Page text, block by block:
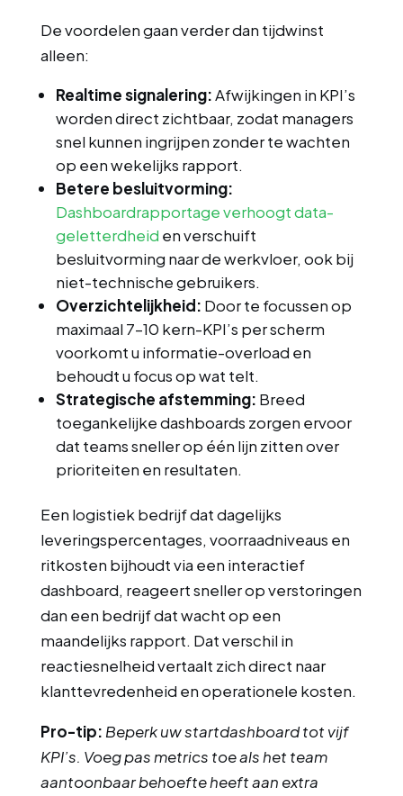
De voordelen gaan verder dan tijdwinst
alleen:
Realtime signalering:Afwijkingen in KPI’s
worden direct zichtbaar, zodat managers
snel kunnen ingrijpen zonder te wachten
op een wekelijks rapport.
Betere besluitvorming:
Dashboardrapportage verhoogt data-
geletterdheid en verschuift
besluitvorming naar de werkvloer, ook bij
niet-technische gebruikers.
Overzichtelijkheid: Door te focussen op
maximaal 7–10 kern-KPI’s per scherm
voorkomt u informatie-overload en
behoudt u focus op wat telt.
Strategische afstemming: Breed
toegankelijke dashboards zorgen ervoor
dat teams sneller op één lijn zitten over
prioriteiten en resultaten.
Een logistiek bedrijf dat dagelijks
leveringspercentages, voorraadniveaus en
ritkosten bijhoudt via een interactief
dashboard, reageert sneller op verstoringen
dan een bedrijf dat wacht op een
maandelijks rapport. Dat verschil in
reactiesnelheid vertaalt zich direct naar
klanttevredenheid en operationele kosten.
Pro-tip: Beperk uw startdashboard tot vijf
KPI’s. Voeg pas metrics toe als het team
aantoonbaar behoefte heeft aan extra